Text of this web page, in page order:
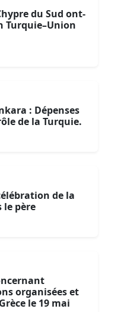
du Sud ont-
Turquie–Union
: Dépenses
de la Turquie.
de la
le père
organisées et
le 19 mai